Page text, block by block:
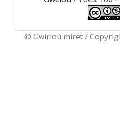
© Gwirioù miret /